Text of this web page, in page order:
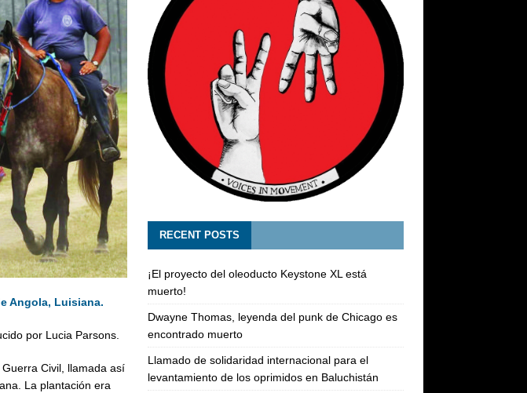
Angola, Luisiana.
por Lucia Parsons.
Civil, llamada así
La plantación era
RECENT POSTS
¡El proyecto del oleoducto Keystone XL está
muerto!
Dwayne Thomas, leyenda del punk de Chicago es
encontrado muerto
Llamado de solidaridad internacional para el
levantamiento de los oprimidos en Baluchistán